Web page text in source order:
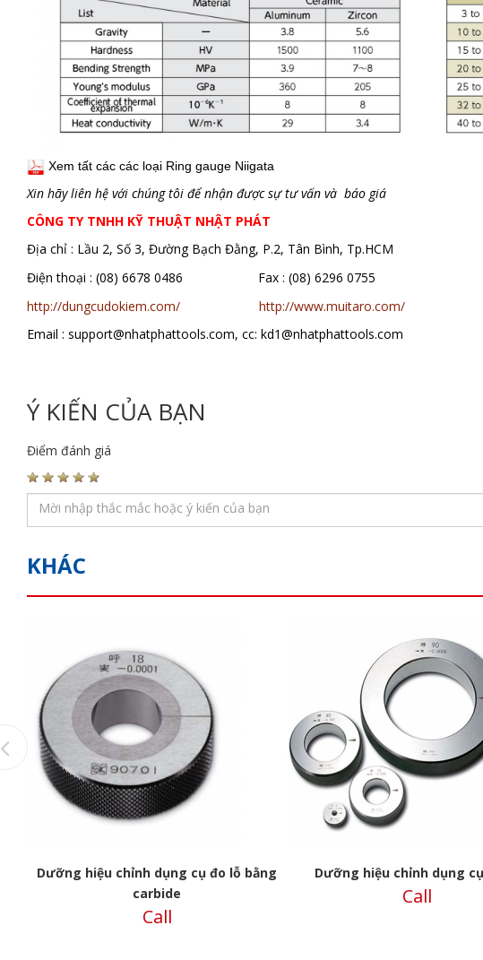
Xem tất các các loại Ring gauge Niigata
Xin hãy liên hệ với chúng tôi để nhận được sự tư vấn và báo giá
CÔNG TY TNHH KỸ THUẬT NHẬT PHÁT
Địa chỉ : Lầu 2, Số 3, Đường Bạch Đằng, P.2, Tân Bình, Tp.HCM
Điện thoại : (08) 6678 0486 Fax : (08) 6296 0755
http://dungcudokiem.com/
http://www.muitaro.com/
Email : support@nhatphattools.com, cc: kd1@nhatphattools.com
Ý KIẾN CỦA BẠN
Điểm đánh giá
KHÁC
Previous
Dưỡng hiệu chỉnh dụng cụ đo lỗ bằng
carbide
Call
Dưỡng hiệu chỉnh dụng
Call